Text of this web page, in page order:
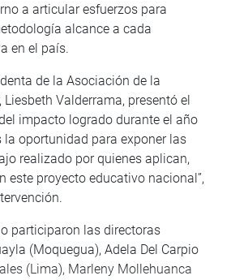
a articular esfuerzos para
alcance a cada
en el país.
de la Asociación de la
Liesbeth Valderrama, presentó el
impacto logrado durante el año
la oportunidad para exponer las
realizado por quienes aplican,
este proyecto educativo nacional”,
participaron las directoras
(Moquegua), Adela Del Carpio
(Lima), Marleny Mollehuanca